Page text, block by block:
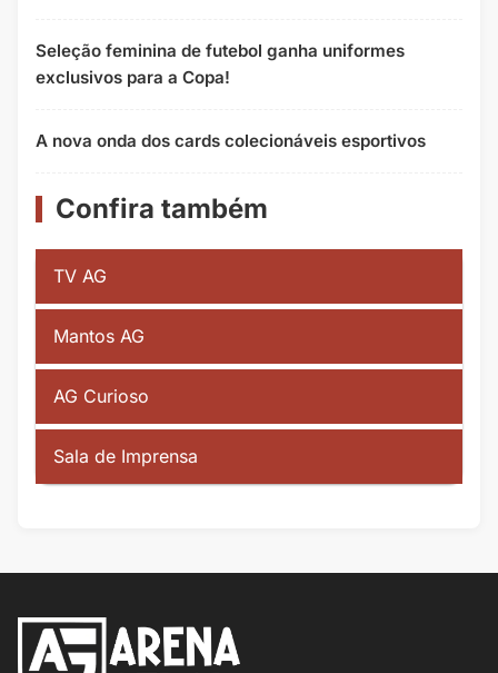
Seleção feminina de futebol ganha uniformes
exclusivos para a Copa!
A nova onda dos cards colecionáveis esportivos
Confira também
TV AG
Mantos AG
AG Curioso
Sala de Imprensa